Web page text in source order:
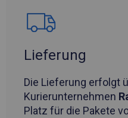
Lieferung
Die Lieferung erfolgt
Kurierunternehmen
Platz für die Pakete